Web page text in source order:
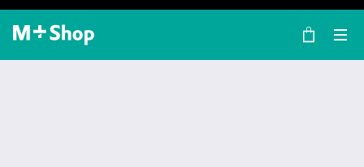
×
M+ Shop